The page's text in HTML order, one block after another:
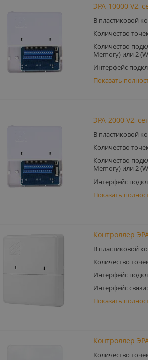
ЭРА-10000 V2,
В пластиковой
Количество
Количество
Memory) или 2
Интерфейс
Показать
ЭРА-2000 V2,
В пластиковой
Количество
Количество
Memory) или 2
Интерфейс
Показать
Контроллер
В пластиковой
Количество
Интерфейс
Интерфейс
Показать
Контроллер
Количество